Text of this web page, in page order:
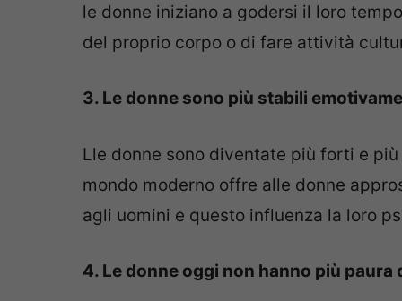
le donne iniziano a godersi il loro
del proprio corpo o di fare attività
3. Le donne sono più stabili
Lle donne sono diventate più forti e
mondo moderno offre alle donne
agli uomini e questo influenza la loro
4. Le donne oggi non hanno più paura